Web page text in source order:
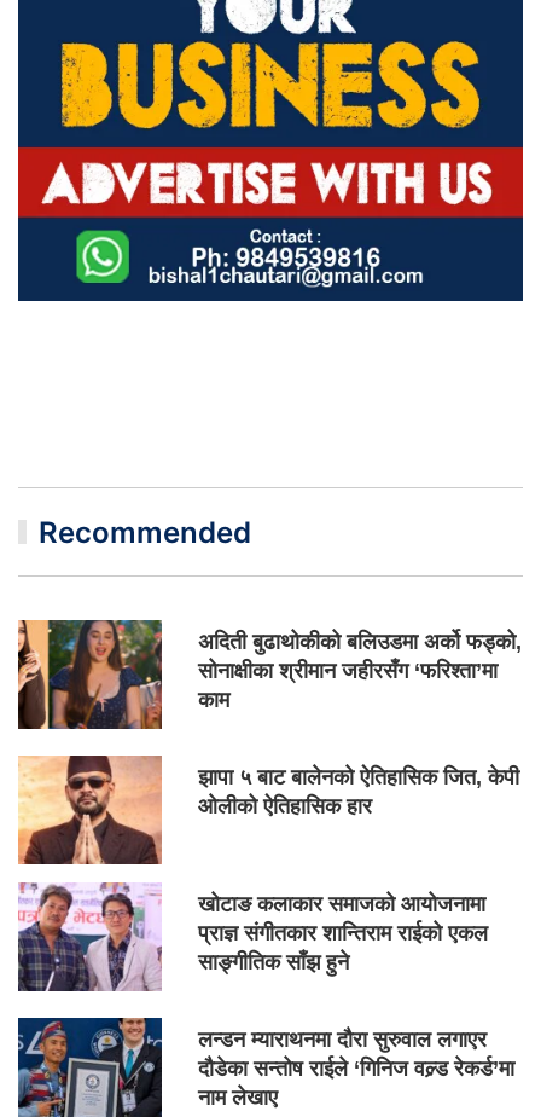
Recommended
अदिती बुढाथोकीको बलिउडमा अर्को फड्को,
सोनाक्षीका श्रीमान जहीरसँग ‘फरिश्ता’मा
काम
झापा ५ बाट बालेनको ऐतिहासिक जित, केपी
ओलीको ऐतिहासिक हार
खोटाङ कलाकार समाजको आयोजनामा
प्राज्ञ संगीतकार शान्तिराम राईको एकल
साङ्गीतिक साँझ हुने
लन्डन म्याराथनमा दौरा सुरुवाल लगाएर
दौडेका सन्तोष राईले ‘गिनिज वल्र्ड रेकर्ड’मा
नाम लेखाए